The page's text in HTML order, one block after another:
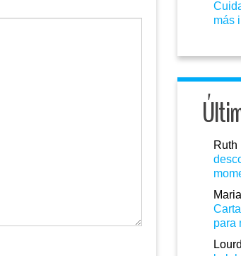
más
Ruth
para